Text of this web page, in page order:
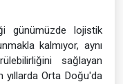
günümüzde lojistik
kalmıyor, aynı
sağlayan
Orta Doğu'da